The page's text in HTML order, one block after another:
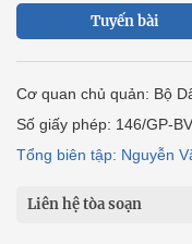
Tuyến bài
Cơ quan chủ quản: Bộ
Số giấy phép: 146/GP-
Tổng biên tập: Nguyễn
Liên hệ tòa soạn